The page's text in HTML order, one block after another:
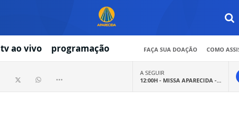
tv ao vivo programação FAÇA SUA DOAÇÃO COMO
A SEGUIR
12:00H - MISSA APARECIDA -...